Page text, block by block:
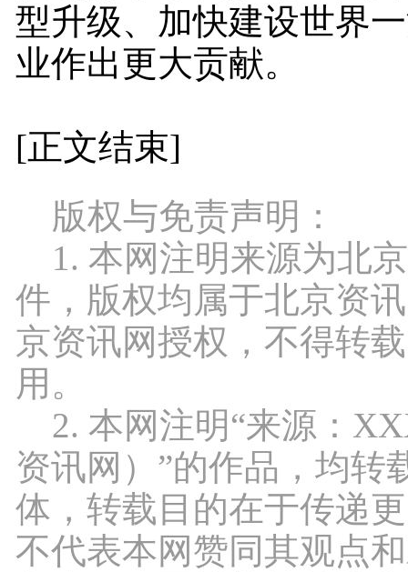
型升级、加快建设世界
业作出更大贡献。
[正文结束]
版权与免责声明：
1. 本网注明来源为北
件，版权均属于北京资
京资讯网授权，不得转
用。
2. 本网注明“来源：
资讯网）”的作品，均转
体，转载目的在于传递
不代表本网赞同其观点